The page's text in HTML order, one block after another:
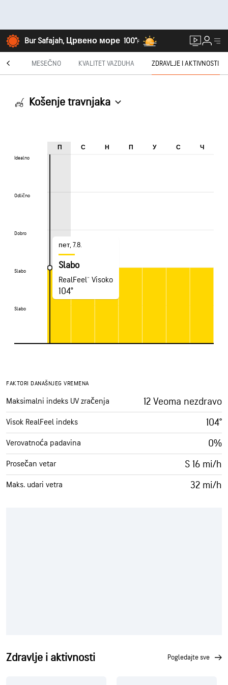
Bur Safajah, Црвено море 100°F
MESEČNO KVALITET VAZDUHA ZDRAVLJE I AKTIVNOSTI
Košenje travnjaka
Idealno
Odlično
Dobro
Slabo
Slabo
П С Н П У С Ч
Idealno
Odlično
Dobro
Slabo
Slabo
пет, 7.8.
Slabo
RealFeel® Visoko
104°
FAKTORI DANAŠNJEG VREMENA
Maksimalni indeks UV zračenja 12 Veoma nezdravo
Visok RealFeel indeks 104°
Verovatnoća padavina 0%
Prosečan vetar S 16 mi/h
Maks. udari vetra 32 mi/h
Zdravlje i aktivnosti pogledajte sve